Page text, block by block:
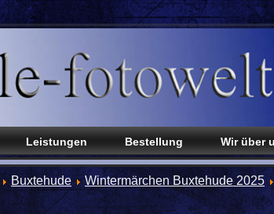
Leistungen Bestellung Wir über
Buxtehude Wintermärchen Buxtehude 2025